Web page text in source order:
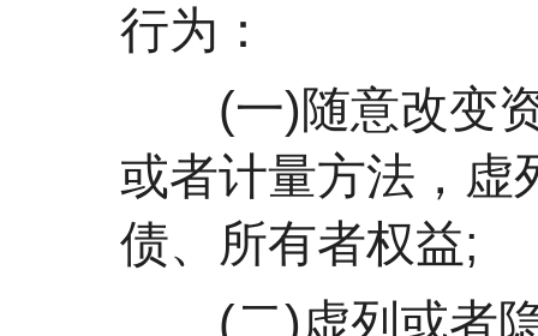
行为：
(一)随意改变资
或者计量方法，虚
债、所有者权益;
(二)虚列或者隐